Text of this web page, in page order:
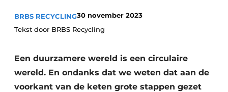
Vacature aanmelden
Video’s
Kranen
Recyclinginstallaties
BRBS RECYCLING30 november 2023
Tekst door BRBS Recycling
Een duurzamere wereld is een circulaire
wereld. En ondanks dat we weten dat aan de
voorkant van de keten grote stappen gezet